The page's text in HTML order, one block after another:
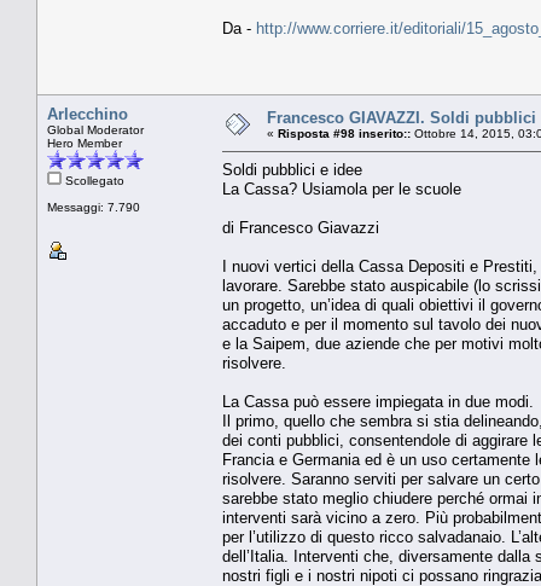
Da - http://www.corriere.it/editoriali/
Arlecchino
Global Moderator
Hero Member
Scollegato
Messaggi: 7.790
Francesco GIAVAZZI. Soldi
« Risposta #98 inserito:: Ottobre 14, 2015,
Soldi pubblici e idee
La Cassa? Usiamola per le scuole
di Francesco Giavazzi
I nuovi vertici della Cassa Depositi e
lavorare. Sarebbe stato auspicabile (lo
un progetto, un’idea di quali obiettivi il
accaduto e per il momento sul tavolo dei
e la Saipem, due aziende che per motivi
risolvere.
La Cassa può essere impiegata in due modi.
Il primo, quello che sembra si stia
dei conti pubblici, consentendole di aggirare
Francia e Germania ed è un uso
risolvere. Saranno serviti per salvare un
sarebbe stato meglio chiudere perché ormai
interventi sarà vicino a zero. Più
per l’utilizzo di questo ricco salvadanaio.
dell’Italia. Interventi che, diversamente
nostri figli e i nostri nipoti ci possano